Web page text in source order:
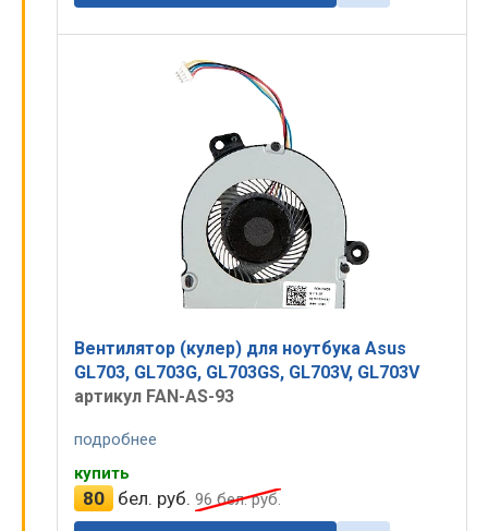
Вентилятор (кулер) для ноутбука Asus
GL703, GL703G, GL703GS, GL703V, GL703V
артикул FAN-AS-93
подробнее
купить
80 бел. руб. 96бел. руб.